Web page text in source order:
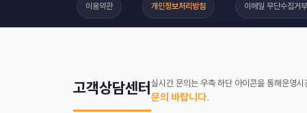
이용약관 개인정보처리방침 이메일 무단수집거부
고객상담센터 실시간 문의는 우측 하단 아이콘을 통해
문의 바랍니다.
운영시